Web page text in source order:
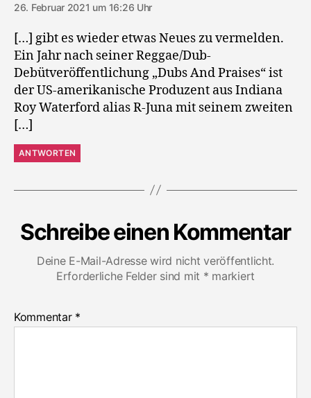
26. Februar 2021 um 16:26 Uhr
[…] gibt es wieder etwas Neues zu vermelden.
Ein Jahr nach seiner Reggae/Dub-
Debütveröffentlichung „Dubs And Praises“ ist
der US-amerikanische Produzent aus Indiana
Roy Waterford alias R-Juna mit seinem zweiten
[…]
ANTWORTEN
Schreibe einen Kommentar
Deine E-Mail-Adresse wird nicht veröffentlicht.
Erforderliche Felder sind mit * markiert
Kommentar *